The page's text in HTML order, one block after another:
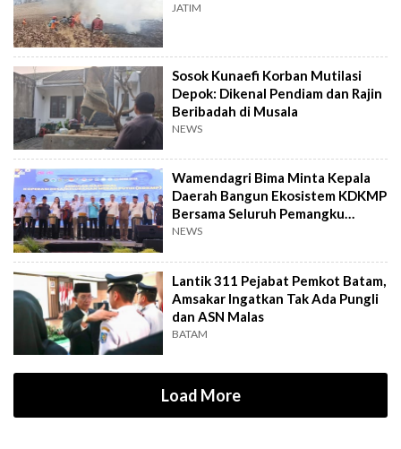
JATIM
Sosok Kunaefi Korban Mutilasi
Depok: Dikenal Pendiam dan Rajin
Beribadah di Musala
NEWS
Wamendagri Bima Minta Kepala
Daerah Bangun Ekosistem KDKMP
Bersama Seluruh Pemangku
Kepentingan
NEWS
Lantik 311 Pejabat Pemkot Batam,
Amsakar Ingatkan Tak Ada Pungli
dan ASN Malas
BATAM
Load More